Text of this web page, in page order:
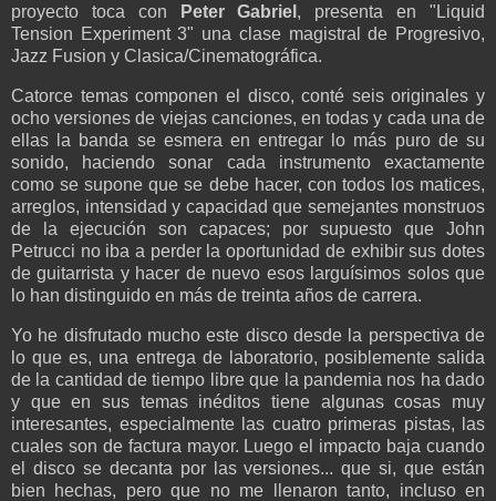
proyecto toca con
Peter Gabriel , presenta en "Liquid
Tension Experiment 3" una clase magistral de Progresivo,
Jazz Fusion y Clasica/Cinematográfica.
Catorce temas componen el disco, conté seis originales y
ocho versiones de viejas canciones, en todas y cada una de
ellas la banda se esmera en entregar lo más puro de su
sonido, haciendo sonar cada instrumento exactamente
como se supone que se debe hacer, con todos los matices,
arreglos, intensidad y capacidad que semejantes monstruos
de la ejecución son capaces; por supuesto que John
Petrucci no iba a perder la oportunidad de exhibir sus dotes
de guitarrista y hacer de nuevo esos larguísimos solos que
lo han distinguido en más de treinta años de carrera.
Yo he disfrutado mucho este disco desde la perspectiva de
lo que es, una entrega de laboratorio, posiblemente salida
de la cantidad de tiempo libre que la pandemia nos ha dado
y que en sus temas inéditos tiene algunas cosas muy
interesantes, especialmente las cuatro primeras pistas, las
cuales son de factura mayor. Luego el impacto baja cuando
el disco se decanta por las versiones... que si, que están
bien hechas, pero que no me llenaron tanto, incluso en